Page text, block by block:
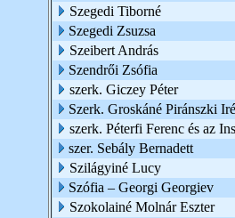
Szegedi Tiborné
Szegedi Zsuzsa
Szeibert András
Szendrői Zsófia
szerk. Giczey Péter
Szerk. Groskáné Piránszki
szerk. Péterfi Ferenc és az
szer. Sebály Bernadett
Szilágyiné Lucy
Szófia – Georgi Georgiev
Szokolainé Molnár Eszter